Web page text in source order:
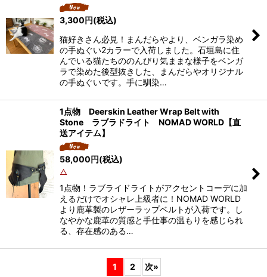
3,300円(税込)
猫好きさん必見！まんだらやより、ベンガラ染め
の手ぬぐい2カラーで入荷しました。石垣島に住
んでいる猫たちののんびり気ままな様子をベンガ
ラで染めた後型抜きした、まんだらやオリジナル
の手ぬぐいです。手に馴染…
1点物 Deerskin Leather Wrap Belt with
Stone ラブラドライト NOMAD WORLD【直
送アイテム】
58,000円(税込)
△
1点物！ラブライドライトがアクセントコーデに加
えるだけでオシャレ上級者に！NOMAD WORLD
より鹿革製のレザーラップベルトが入荷です。し
なやかな鹿革の質感と手仕事の温もりを感じられ
る、存在感のある…
1 2 次»